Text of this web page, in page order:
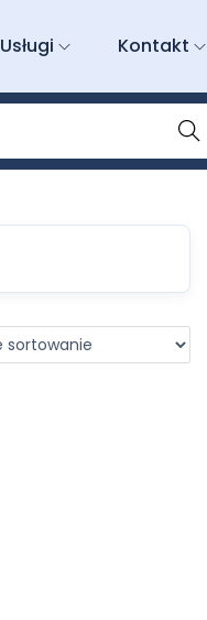
Usługi Kontakt
Wyszu
kiwani
e